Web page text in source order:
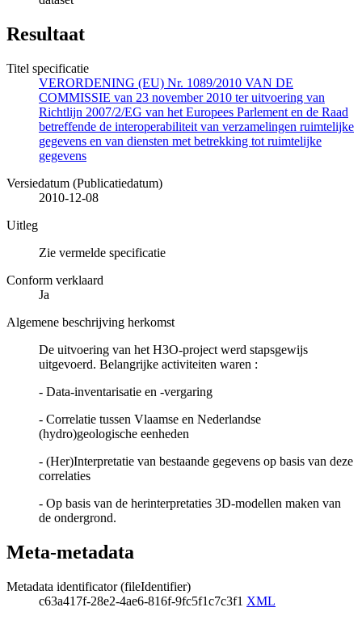
Resultaat
Titel specificatie
VERORDENING (EU) Nr. 1089/2010 VAN DE
COMMISSIE van 23 november 2010 ter uitvoering van
Richtlijn 2007/2/EG van het Europees Parlement en de Raad
betreffende de interoperabiliteit van verzamelingen ruimtelijke
gegevens en van diensten met betrekking tot ruimtelijke
gegevens
Versiedatum (Publicatiedatum)
2010-12-08
Uitleg
Zie vermelde specificatie
Conform verklaard
Ja
Algemene beschrijving herkomst
De uitvoering van het H3O-project werd stapsgewijs
uitgevoerd. Belangrijke activiteiten waren :
- Data-inventarisatie en -vergaring
- Correlatie tussen Vlaamse en Nederlandse
(hydro)geologische eenheden
- (Her)Interpretatie van bestaande gegevens op basis van deze
correlaties
- Op basis van de herinterpretaties 3D-modellen maken van
de ondergrond.
Meta-metadata
Metadata identificator (fileIdentifier)
c63a417f-28e2-4ae6-816f-9fc5f1c7c3f1 XML